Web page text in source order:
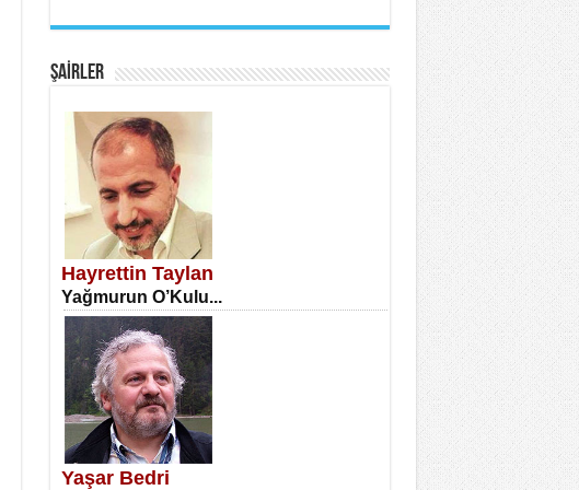
SATILMIŞ ÜMİT ÇETİNKAYA
Erkenlik...
NECLA DİLEK ARSLAN
Öğretmenler Günü Mahkemesi...
ŞAİRLER
Hayrettin Taylan
Yağmurun O’Kulu...
Yaşar Bedri